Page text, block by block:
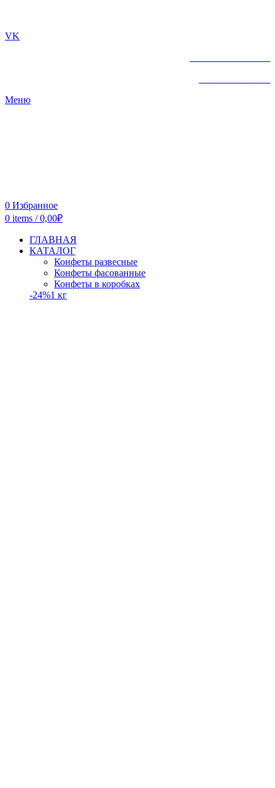
VK
Меню
0 Избранное
0 items / 0,00₽
ГЛАВНАЯ
КАТАЛОГ
Конфеты развесные
Конфеты фасованные
Конфеты в коробках
-24%1 кг